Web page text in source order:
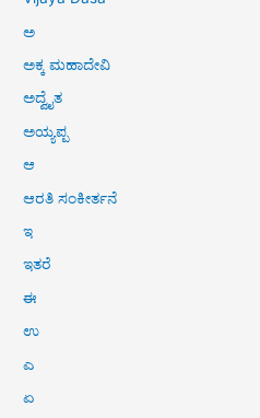
ಅ
ಅಕ್ಕ ಮಹಾದೇವಿ
ಅದ್ವೈತ
ಅಯ್ಯಪ್ಪ
ಆ
ಆರತಿ ಸಂಕೀರ್ತನೆ
ಇ
ಇತರೆ
ಈ
ಉ
ಎ
ಏ